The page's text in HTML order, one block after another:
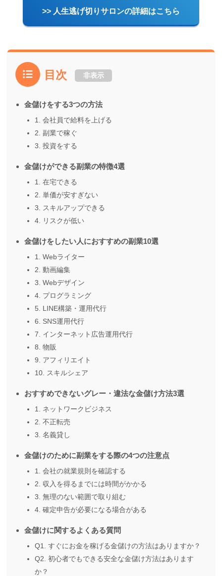
>> 人生逃げ切りサロンの詳細はこちら
目次 非表示
金儲けをする3つの方法
1. 会社員で給料を上げる
2. 副業で稼ぐ
3. 投資をする
金儲けができる副業の特徴4選
1. 在宅できる
2. 単価が安すぎない
3. スキルアップできる
4. リスクが低い
金儲けをしたい人におすすめの副業10選
1. Webライター
2. 動画編集
3. Webデザイン
4. プログラミング
5. LINE構築・運用代行
6. SNS運用代行
7. インターネット広告運用代行
8. 物販
9. アフィリエイト
10. スキルシェア
おすすめできないグレー・違法な金儲け方法3選
1. ネットワークビジネス
2. 不正転売
3. 名義貸し
金儲けのために副業をする際の4つの注意点
1. 会社の就業規則を確認する
2. 収入を得るまでには時間がかかる
3. 無理のない範囲で取り組む
4. 確定申告が必要になる場合がある
金儲けに関するよくある質問
Q1. すぐにお金を稼げる金儲けの方法はありますか？
Q2. 初心者でもできる安全な金儲け方法はあります
か？